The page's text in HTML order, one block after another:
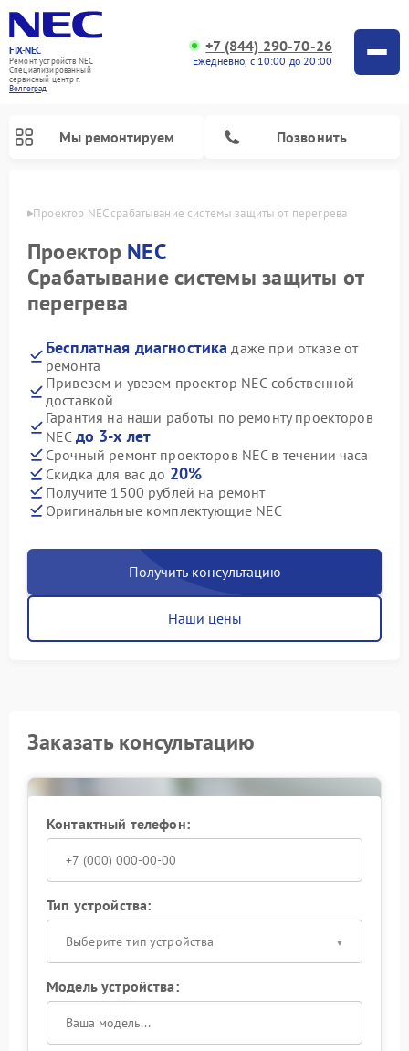
FIX-NEC
Ремонт устройств NEC
Специализированный
cервисный центр г.
Волгоград
+7 (844) 290-70-26
Ежедневно, с 10:00 до 20:00
Мы ремонтируем Позвонить
Проектор NEC срабатывание системы защиты от перегрева
Проектор NEC
Срабатывание системы защиты от
перегрева
Бесплатная диагностика даже при отказе от
ремонта
Привезем и увезем проектор NEC собственной
доставкой
Гарантия на наши работы по ремонту проекторов
NEC до 3-х лет
Срочный ремонт проекторов NEC в течении часа
Скидка для вас до 20%
Получите 1500 рублей на ремонт
Оригинальные комплектующие NEC
Получить консультацию
Наши цены
Заказать консультацию
Контактный телефон:
Тип устройства:
Выберите тип устройства
Модель устройства: